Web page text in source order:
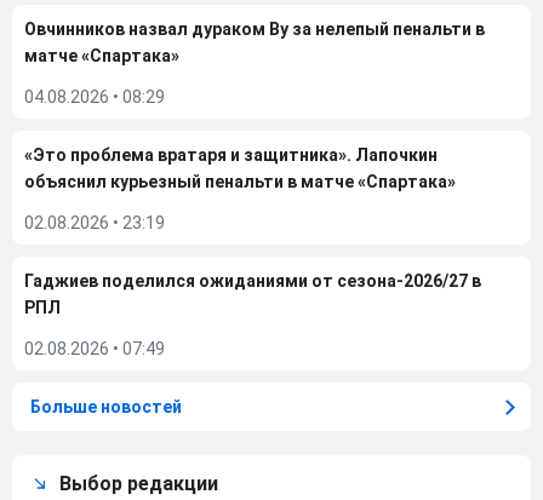
Овчинников назвал дураком Ву за нелепый пенальти в
матче «Спартака»
04.08.2026 • 08:29
«Это проблема вратаря и защитника». Лапочкин
объяснил курьезный пенальти в матче «Спартака»
02.08.2026 • 23:19
Гаджиев поделился ожиданиями от сезона-2026/27 в
РПЛ
02.08.2026 • 07:49
Больше новостей
Выбор редакции